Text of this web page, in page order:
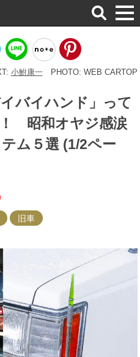
検
索
小鮒康一 PHOTO: WEB CARTOP
バイハンド」って
！ 昭和オヤジ感涙
ム５選 (1/2ペー
旧車